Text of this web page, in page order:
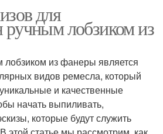
для
лобзиком из
из фанеры является
видов ремесла, который
и качественные
начать выпиливать,
которые будут служить